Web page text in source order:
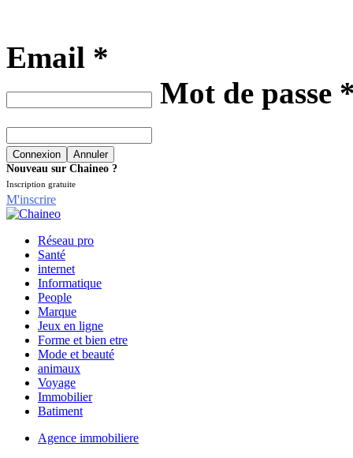
Email *
Mot de passe
Nouveau sur Chaineo ?
Inscription gratuite
M'inscrire
Réseau pro
Santé
internet
Informatique
People
Marque
Jeux en ligne
Forme et bien etre
Mode et beauté
animaux
Voyage
Immobilier
Batiment
Agence immobiliere